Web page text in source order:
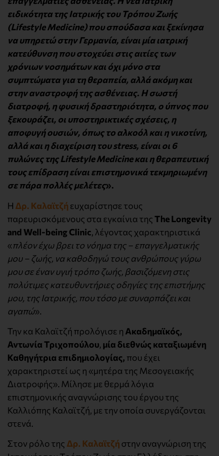
ειδικότητα της Ιατρικής του Τρόπου Ζωής
(Lifestyle Medicine) που σπούδασα και ξεκίνησα
να υπηρετώ στην Γερμανία, είναι μία ιατρική
κατεύθυνση που στοχεύει στις αιτίες των
χρόνιων νοσημάτων και όχι μόνο στα
συμπτώματα για τη θεραπεία, αλλά ακόμη και
στην αναστροφή της ασθένειας. Η σωστή
διατροφή, η φυσική δραστηριότητα, ο ύπνος που
ξεκουράζει, οι υποστηρικτικές σχέσεις, η
αποφυγή ουσιών, όπως το αλκοόλ και η νικοτίνη,
αλλά και η διαχείριση του stress, είναι οι 6
πυλώνες της Lifestyle Medicine και η θεραπευτική
τους επίδραση είναι επιστημονικά τεκμηριωμένη
σε πάρα πολλές μελέτες».
Η Δρ. Καλαϊτζή ευχαρίστησε τους
παρευρισκόμενους στα εγκαίνια τηςThe Longevity
and Well-being Clinic, λέγοντας χαρακτηριστικά
«πλέον έχω βρει το νόημα της – επαγγελματικής
μου – ζωής, να καθοδηγώ τους ανθρώπους γύρω
μου σε έναν υγιή τρόπο ζωής, βασιζόμενη στις
πολύτιμες κατευθυντήριες οδηγίες της επιστήμης
μου, της Ιατρικής, που τόσο με συναρπάζει και
αγαπώ».
Την κα Καλαϊτζή προλόγισε η Ακαδημαϊκός,
Αντωνία Τριχοπούλου, μία διεθνώς καταξιωμένη
Καθηγήτρια επιδημιολογίας, που έχει
χαρακτηριστεί ως η «μητέρα της Μεσογειακής
Διατροφής». Μίλησε με θερμά λόγια
επιστημονικής αναγνώρισης του έργου της
Καλλιόπης Καλαϊτζή, με την οποία συνεργάζονται
στενά.
Στον ρόλο της Δρ. Καλαϊτζή στην αναγνώριση της